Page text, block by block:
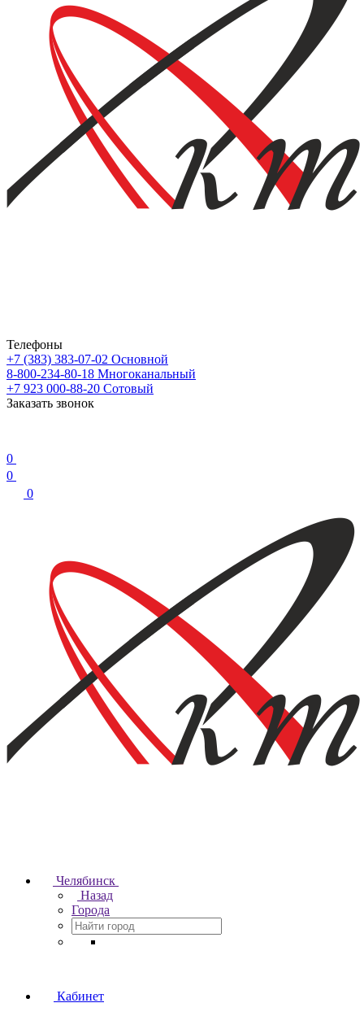
Телефоны
+7 (383) 383-07-02 Основной
8-800-234-80-18 Многоканальный
+7 923 000-88-20 Сотовый
Заказать звонок
0
0
0
Челябинск
Назад
Города
Кабинет